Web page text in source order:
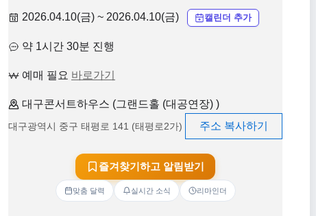
2026.04.10(금) ~ 2026.04.10(금) 캘린더 추가
약 1시간 30분 진행
예매 필요 바로가기
대구콘서트하우스 (그랜드홀 (대공연장) )
대구광역시 중구 태평로 141 (태평로2가) 주소 복사하기
즐겨찾기하고 알림받기
맞춤 달력 실시간 소식 리마인더